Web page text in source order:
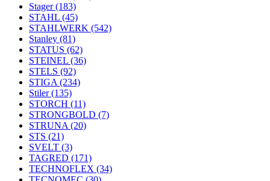
Stager(183)
STAHL (45)
STAHLWERK (542)
Stanley (81)
STATUS (62)
STEINEL (36)
STELS (92)
STIGA (234)
Stiler(135)
STORCH (11)
STRONGBOLD (7)
STRUNA (20)
STS (21)
SVELT (3)
TAGRED (171)
TECHNOFLEX (34)